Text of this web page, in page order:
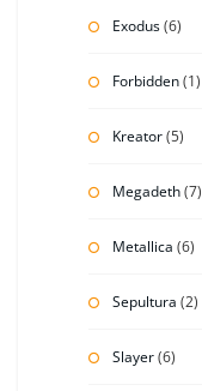
Exodus(6)
Forbidden(1)
Kreator(5)
Megadeth(7)
Metallica (6)
Sepultura (2)
Slayer(6)